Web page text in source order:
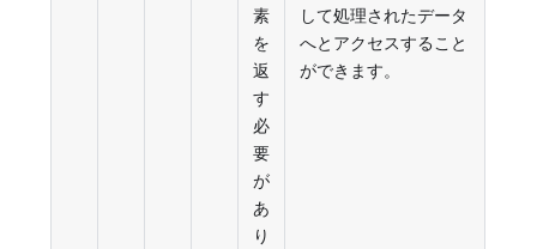
素
を
返
す
必
要
が
あ
り
して処理されたデータ
へとアクセスすること
ができます。